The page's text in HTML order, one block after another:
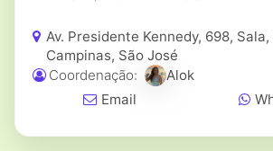
Av. Presidente Kennedy, 698,
Campinas, São José
Coordenação:
Alok
Email